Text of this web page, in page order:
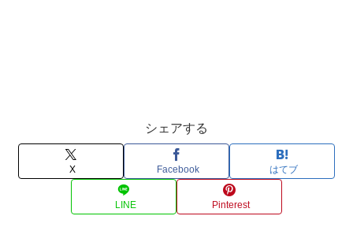
シェアする
X Facebook はてブ
LINE Pinterest